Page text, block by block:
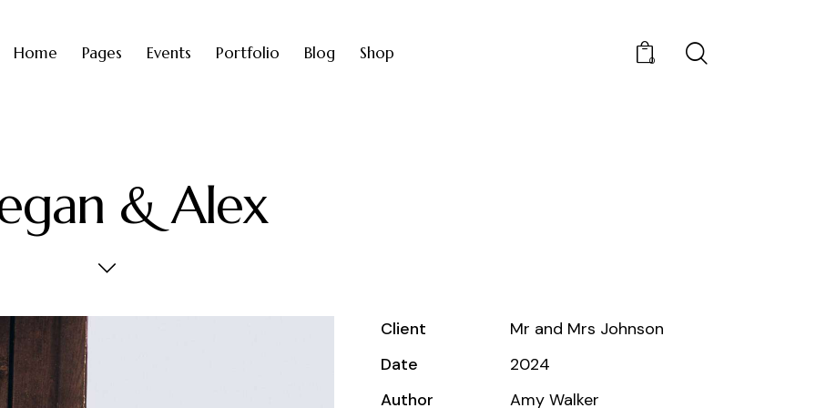
Home Pages Events Portfolio Blog Shop 0
& Alex
Client
Mr and Mrs Johnson
Date
2024
Author
Amy Walker